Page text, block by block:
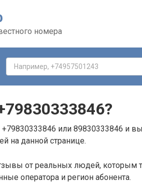
номера
?
или 89830333846 и вы
на данной странице.
от реальных людей, которым
оператора и регион абонента.